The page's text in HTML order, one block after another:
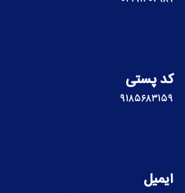
کد پستی
۹۱۸۵۶۸۳۱۵۹
ایمیل